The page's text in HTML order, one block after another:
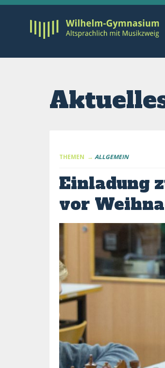
THEMEN → ALLGEMEIN
Einladung
vor